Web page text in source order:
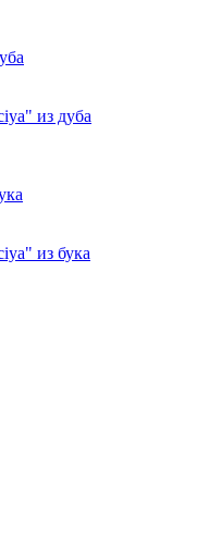
из дуба
из бука